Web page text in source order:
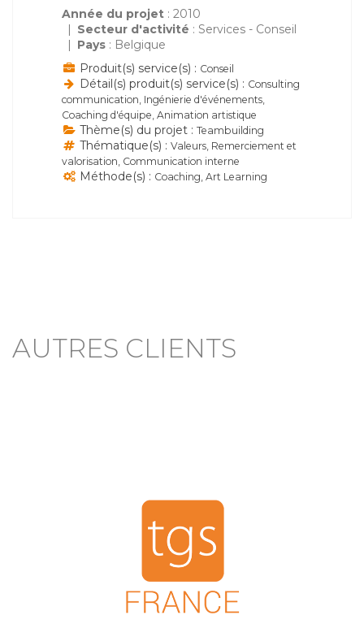
Année du projet : 2010
Secteur d'activité : Services - Conseil
Pays : Belgique
Produit(s) service(s) : Conseil
Détail(s) produit(s) service(s) : Consulting
communication, Ingénierie d'événements,
Coaching d'équipe, Animation artistique
Thème(s) du projet : Teambuilding
Thématique(s) : Valeurs, Remerciement et
valorisation, Communication interne
Méthode(s) : Coaching, Art Learning
AUTRES CLIENTS